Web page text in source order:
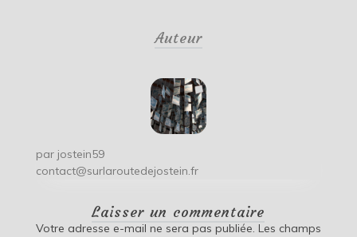
Auteur
par jostein59
contact@surlaroutedejostein.fr
Laisser un commentaire
Votre adresse e-mail ne sera pas publiée. Les champs